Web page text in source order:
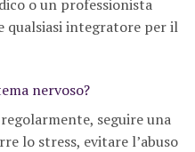
o un professionista
qualsiasi integratore per il
nervoso?
seguire una
lo stress, evitare l’abuso